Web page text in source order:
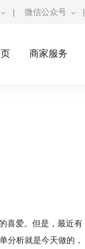
| 微信公众号 |
商家服务
喜爱。但是，最近有
分析就是今天做的，